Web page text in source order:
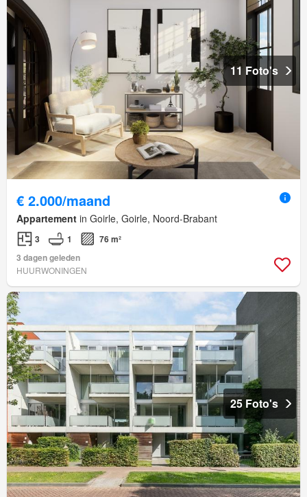
11 Foto's
€ 2.000/maand
Appartement in Goirle, Goirle, Noord-Brabant
3 1
76 m²
3 dagen geleden
HUURWONINGEN
25 Foto's